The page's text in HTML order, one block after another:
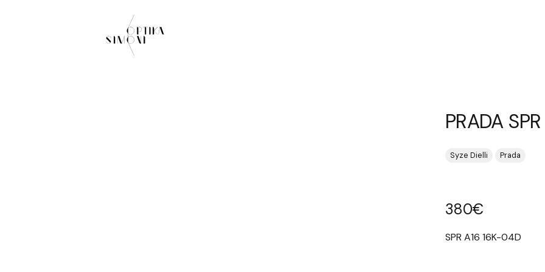
PRADA
Syze Dielli Prada
380€
SPR A16 16K-04D